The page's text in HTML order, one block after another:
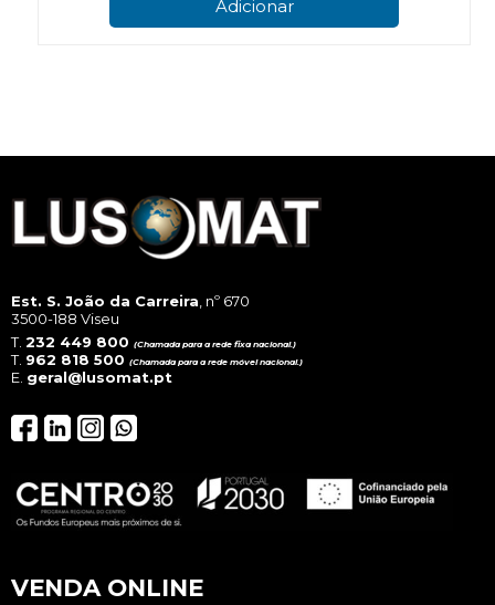
Adicionar
Est. S. João da Carreira , nº 670
3500-188 Viseu
T. 232 449 800 (Chamada para a rede fixa nacional.)
T. 962 818 500 (Chamada para a rede móvel nacional.)
E. geral@lusomat.pt
VENDA ONLINE